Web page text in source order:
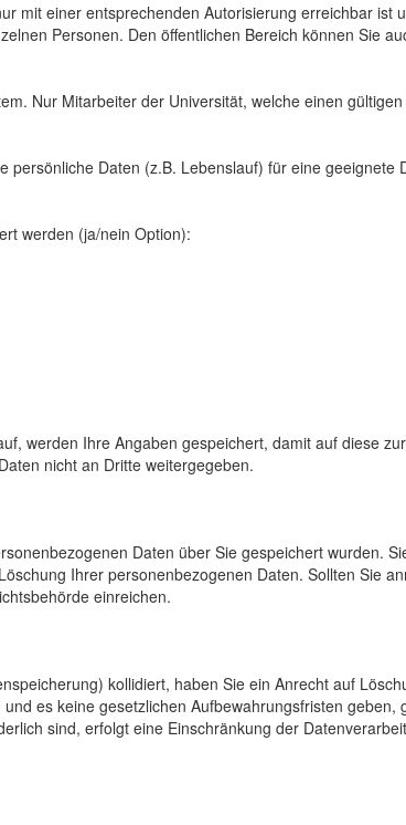
mit einer entsprechenden Autorisierung erreichbar ist
Personen. Den öffentlichen Bereich können Sie
Nur Mitarbeiter der Universität, welche einen
Daten (z.B. Lebenslauf) für eine geeignete
werden (ja/nein Option):
werden Ihre Angaben gespeichert, damit auf diese
nicht an Dritte weitergegeben.
Daten über Sie gespeichert wurden.
Ihrer personenbezogenen Daten. Sollten Sie
einreichen.
kollidiert, haben Sie ein Anrecht auf
es keine gesetzlichen Aufbewahrungsfristen geben,
sind, erfolgt eine Einschränkung der